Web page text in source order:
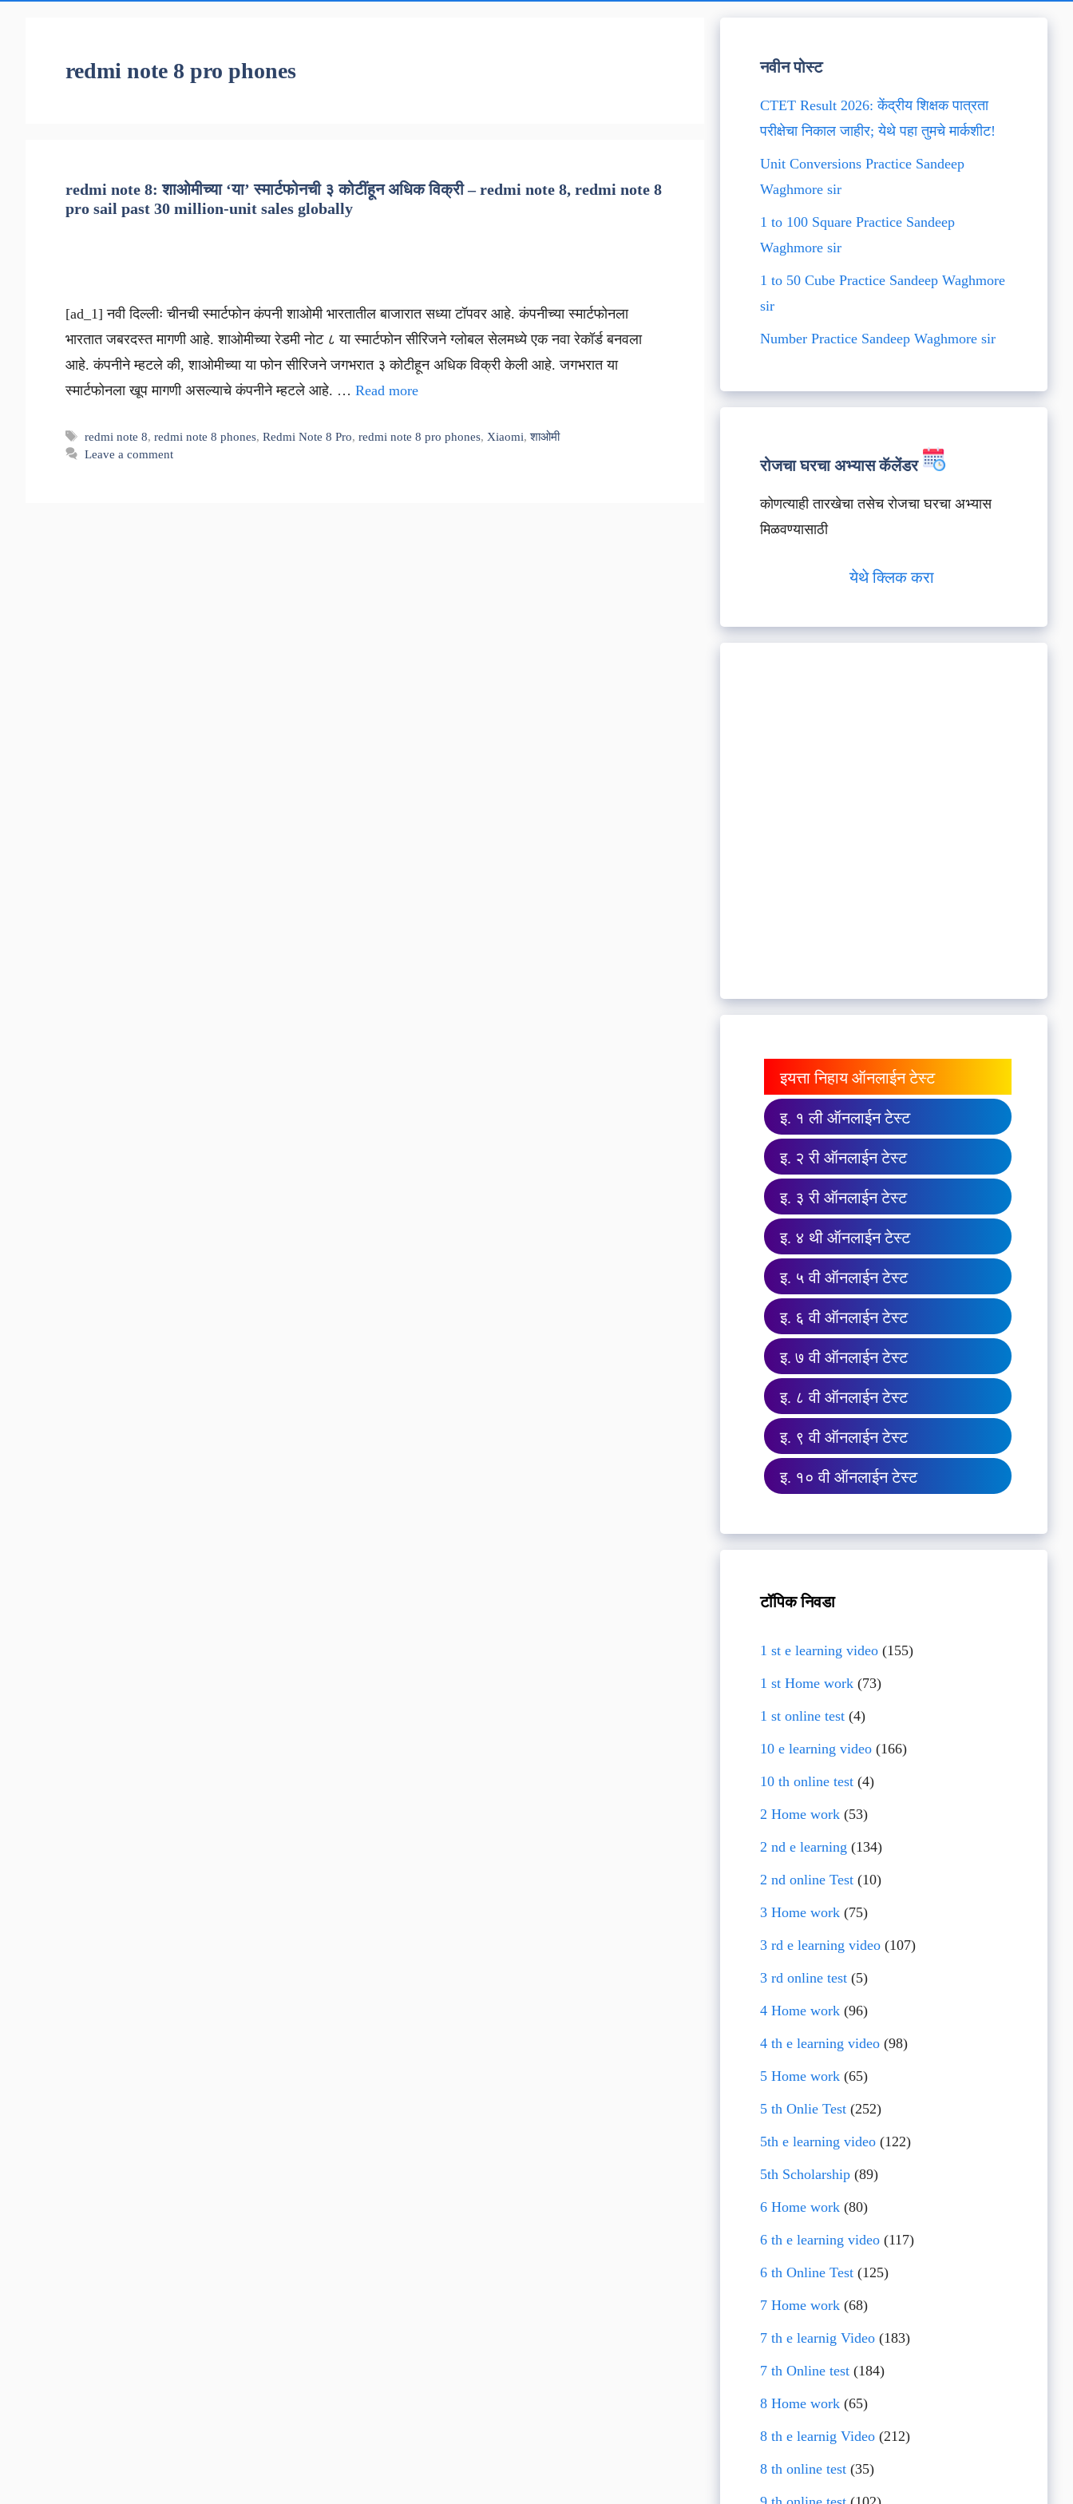
redmi note 8 pro phones
redmi note 8: शाओमीच्या ‘या’ स्मार्टफोनची ३ कोटींहून अधिक विक्री – redmi note 8, redmi note 8
pro sail past 30 million-unit sales globally
[ad_1] नवी दिल्लीः चीनची स्मार्टफोन कंपनी शाओमी भारतातील बाजारात सध्या टॉपवर आहे. कंपनीच्या स्मार्टफोनला
भारतात जबरदस्त मागणी आहे. शाओमीच्या रेडमी नोट ८ या स्मार्टफोन सीरिजने ग्लोबल सेलमध्ये एक नवा रेकॉर्ड बनवला
आहे. कंपनीने म्हटले की, शाओमीच्या या फोन सीरिजने जगभरात ३ कोटीहून अधिक विक्री केली आहे. जगभरात या
स्मार्टफोनला खूप मागणी असल्याचे कंपनीने म्हटले आहे. … Read more
Tags
redmi note 8,redmi note 8 phones,Redmi Note 8 Pro,redmi note 8 pro phones, Xiaomi,शाओमी
Leave a comment
नवीन पोस्ट
CTET Result 2026: केंद्रीय शिक्षक पात्रता
परीक्षेचा निकाल जाहीर; येथे पहा तुमचे मार्कशीट!
Unit Conversions Practice Sandeep
Waghmore sir
1 to 100 Square Practice Sandeep
Waghmore sir
1 to 50 Cube Practice Sandeep Waghmore
sir
Number Practice Sandeep Waghmore sir
रोजचा घरचा अभ्यास कॅलेंडर
कोणत्याही तारखेचा तसेच रोजचा घरचा अभ्यास
मिळवण्यासाठी
येथे क्लिक करा
इयत्ता निहाय ऑनलाईन टेस्ट
इ. १ ली ऑनलाईन टेस्ट
इ. २ री ऑनलाईन टेस्ट
इ. ३ री ऑनलाईन टेस्ट
इ. ४ थी ऑनलाईन टेस्ट
इ. ५ वी ऑनलाईन टेस्ट
इ. ६ वी ऑनलाईन टेस्ट
इ. ७ वी ऑनलाईन टेस्ट
इ. ८ वी ऑनलाईन टेस्ट
इ. ९ वी ऑनलाईन टेस्ट
इ. १० वी ऑनलाईन टेस्ट
टॉपिक निवडा
1 st e learning video(155)
1 st Home work(73)
1 st online test(4)
10 e learning video(166)
10 th online test(4)
2 Home work(53)
2 nd e learning (134)
2 nd online Test(10)
3 Home work(75)
3 rd e learning video(107)
3 rd online test(5)
4 Home work(96)
4 th e learning video(98)
5 Home work(65)
5 th Onlie Test(252)
5th e learning video(122)
5th Scholarship(89)
6 Home work(80)
6 th e learning video(117)
6 th Online Test(125)
7 Home work(68)
7 th e learnig Video(183)
7 th Online test(184)
8 Home work(65)
8 th e learnig Video(212)
8 th online test(35)